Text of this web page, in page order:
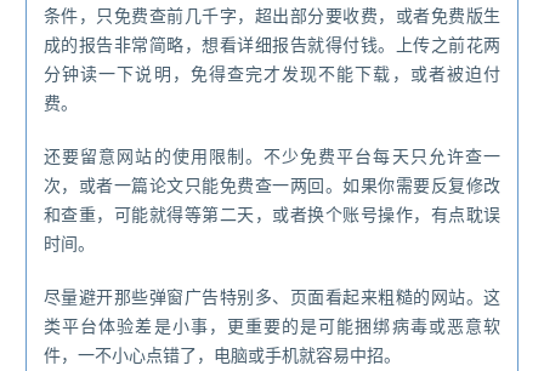
条件，只免费查前几千字，超出部分要收费，或者免费版生
成的报告非常简略，想看详细报告就得付钱。上传之前花两
分钟读一下说明，免得查完才发现不能下载，或者被迫付
费。
还要留意网站的使用限制。不少免费平台每天只允许查一
次，或者一篇论文只能免费查一两回。如果你需要反复修改
和查重，可能就得等第二天，或者换个账号操作，有点耽误
时间。
尽量避开那些弹窗广告特别多、页面看起来粗糙的网站。这
类平台体验差是小事，更重要的是可能捆绑病毒或恶意软
件，一不小心点错了，电脑或手机就容易中招。